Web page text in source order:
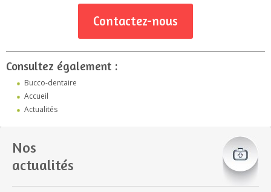
Contactez-nous
Consultez également :
Bucco-dentaire
Accueil
Actualités
Nos
actualités